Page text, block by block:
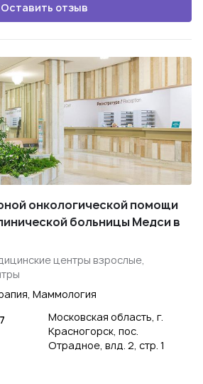
Оставить отзыв
онкологической помощи
больницы Медси в
центры взрослые,
Маммология
Московская область, г.
Красногорск, пос.
Отрадное, влд. 2, стр. 1